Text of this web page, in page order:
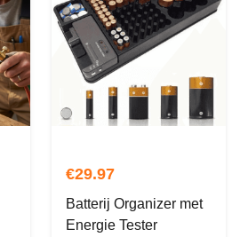
€29.97
Batterij Organizer met
Energie Tester